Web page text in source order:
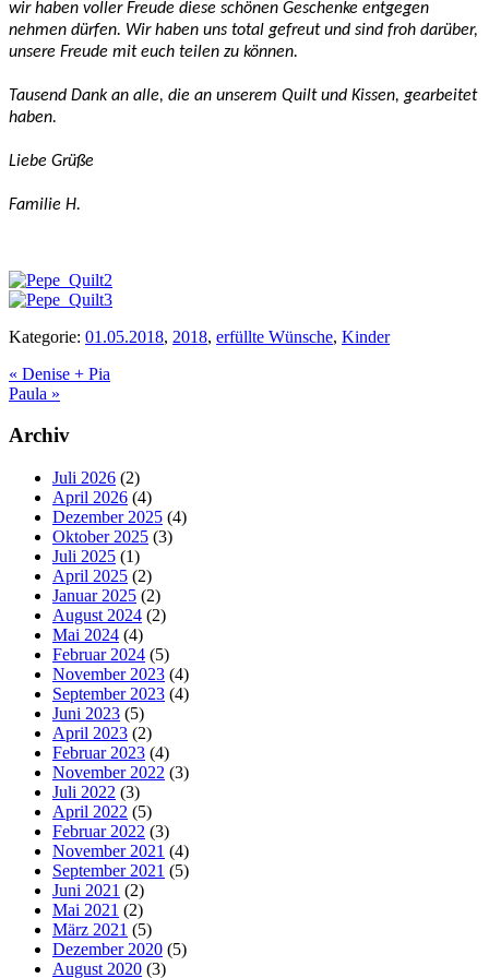
wir haben voller Freude diese schönen Geschenke entgegen
nehmen dürfen. Wir haben uns total gefreut und sind froh darüber,
unsere Freude mit euch teilen zu können.
Tausend Dank an alle, die an unserem Quilt und Kissen, gearbeitet
haben.
Liebe Grüße
Familie H.
Kategorie: 01.05.2018, 2018, erfüllte Wünsche, Kinder
Vorheriger
Beitrag:
« Denise + Pia
Nächster
Paula »
Seitenspalte
Archiv
Juli 2026 (2)
April 2026 (4)
Dezember 2025 (4)
Oktober 2025 (3)
Juli 2025 (1)
April 2025 (2)
Januar 2025 (2)
August 2024 (2)
Mai 2024 (4)
Februar 2024 (5)
November 2023 (4)
September 2023 (4)
Juni 2023 (5)
April 2023 (2)
Februar 2023 (4)
November 2022 (3)
Juli 2022 (3)
April 2022 (5)
Februar 2022 (3)
November 2021 (4)
September 2021 (5)
Juni 2021 (2)
Mai 2021 (2)
März 2021 (5)
Dezember 2020 (5)
August 2020 (3)